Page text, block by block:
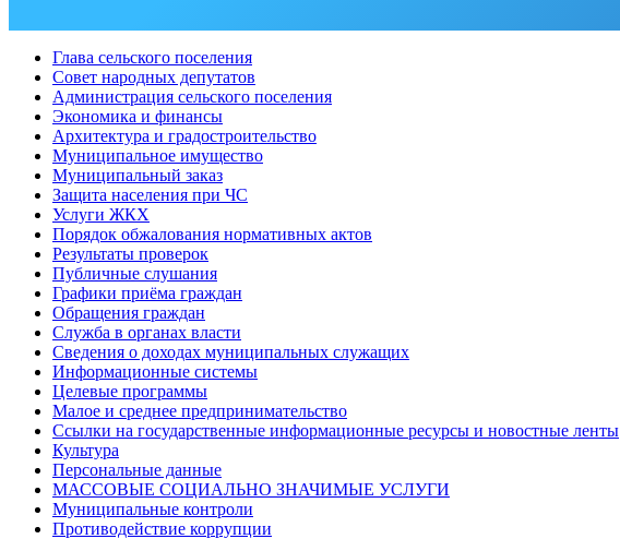
Глава сельского поселения
Совет народных депутатов
Администрация сельского поселения
Экономика и финансы
Архитектура и градостроительство
Муниципальное имущество
Муниципальный заказ
Защита населения при ЧС
Услуги ЖКХ
Порядок обжалования нормативных актов
Результаты проверок
Публичные слушания
Графики приёма граждан
Обращения граждан
Служба в органах власти
Сведения о доходах муниципальных служащих
Информационные системы
Целевые программы
Малое и среднее предпринимательство
Ссылки на государственные информационные ресурсы и новостные ленты
Культура
Персональные данные
МАССОВЫЕ СОЦИАЛЬНО ЗНАЧИМЫЕ УСЛУГИ
Муниципальные контроли
Противодействие коррупции